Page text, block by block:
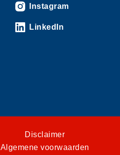
Instagram
LinkedIn
Disclaimer
Algemene voorwaarden